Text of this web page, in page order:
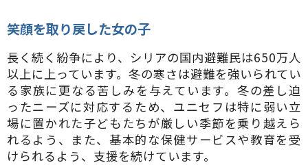
笑顔を取り戻した女の子
長く続く紛争により、シリアの国内避難民は650万人
以上に上っています。冬の寒さは避難を強いられてい
る家族に更なる苦しみを与えています。冬の差し迫
ったニーズに対応するため、ユニセフは特に弱い立
場に置かれた子どもたちが厳しい季節を乗り越えら
れるよう、また、基本的な保健サービスや教育を受
けられるよう、支援を続けています。